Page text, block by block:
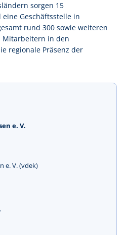
sorgen 15
Geschäftsstelle in
rund 300 sowie weiteren
in den
regionale Präsenz der
e. V.
e. V. (vdek)